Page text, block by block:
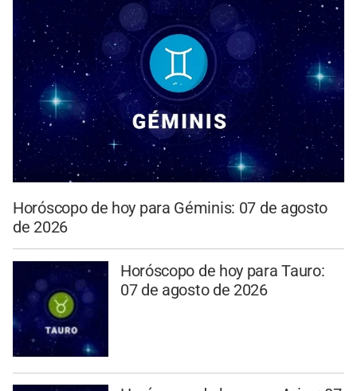
Horóscopo de hoy para Géminis: 07 de agosto
de 2026
Horóscopo de hoy para Tauro:
07 de agosto de 2026